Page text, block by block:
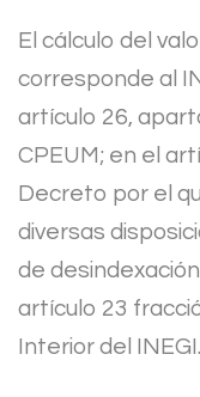
El cálculo del
corresponde al
artículo 26,
CPEUM; en el
Decreto por el
diversas
de
artículo 23
Interior del INEGI.